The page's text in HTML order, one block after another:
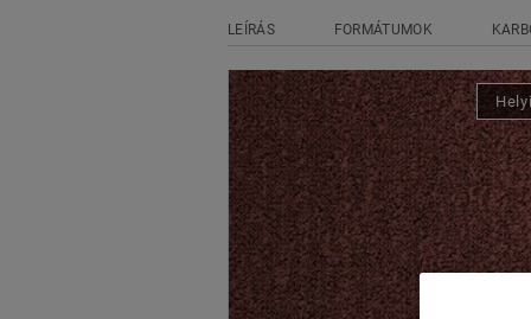
LEÍRÁS FORMÁTUMOK